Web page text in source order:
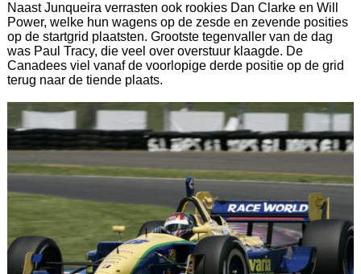
Naast Junqueira verrasten ook rookies Dan Clarke en Will
Power, welke hun wagens op de zesde en zevende posities
op de startgrid plaatsten. Grootste tegenvaller van de dag
was Paul Tracy, die veel over overstuur klaagde. De
Canadees viel vanaf de voorlopige derde positie op de grid
terug naar de tiende plaats.